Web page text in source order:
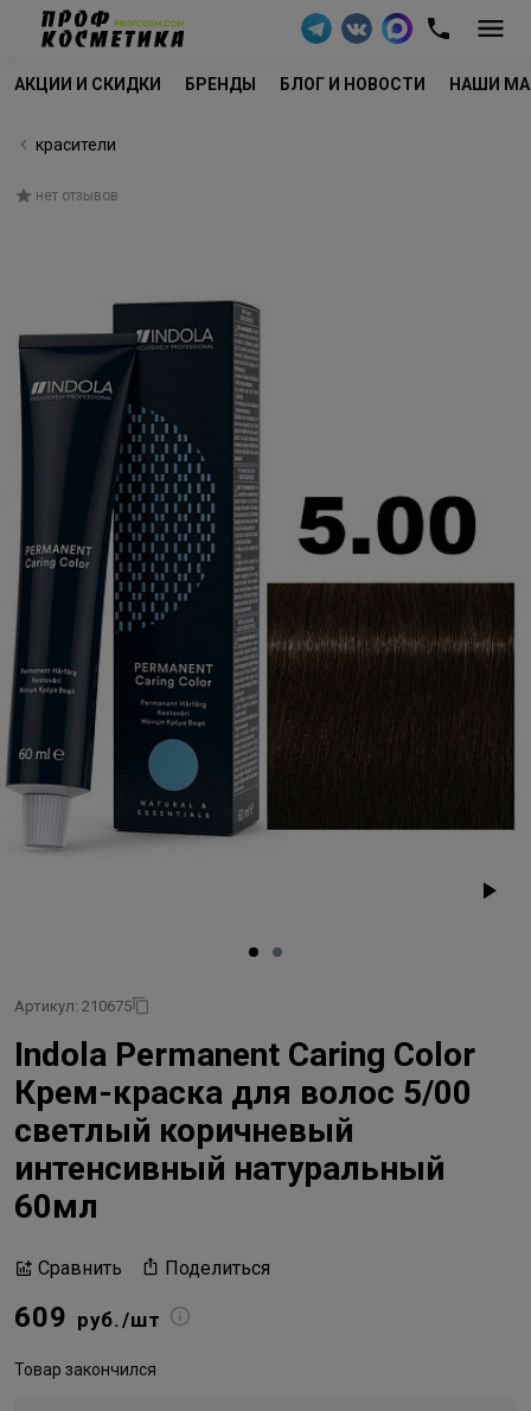
АКЦИИ И СКИДКИ БРЕНДЫ БЛОГ И НОВОСТИ НАШИ
красители
нет отзывов
Артикул: 210675
Indola Permanent Caring Color
Крем-краска для волос 5/00
светлый коричневый
интенсивный натуральный
60мл
Сравнить Поделиться
609 руб./шт
Товар закончился